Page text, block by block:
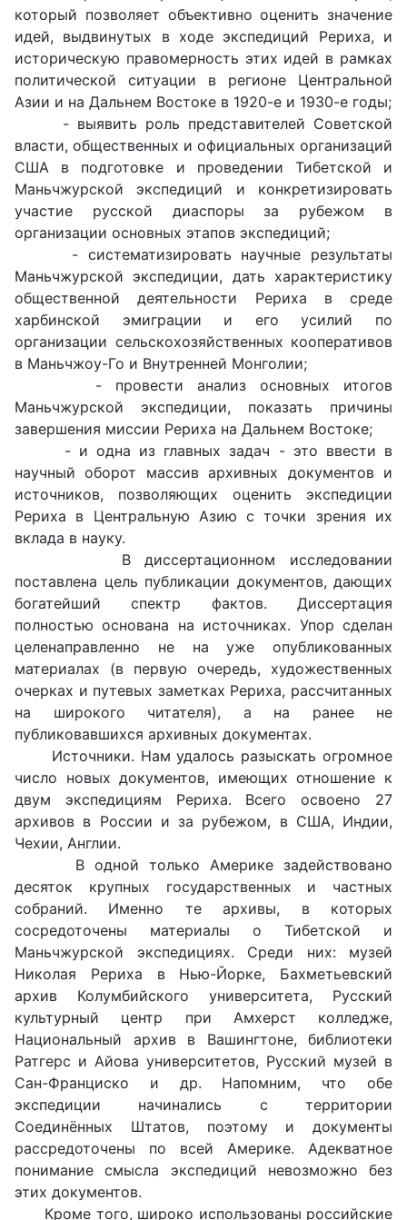
который позволяет объективно оценить значение
идей, выдвинутых в ходе экспедиций Рериха, и
историческую правомерность этих идей в рамках
политической ситуации в регионе Центральной
Азии и на Дальнем Востоке в 1920-е и 1930-е годы;
- выявить роль представителей Советской
власти, общественных и официальных организаций
США в подготовке и проведении Тибетской и
Маньчжурской экспедиций и конкретизировать
участие русской диаспоры за рубежом в
организации основных этапов экспедиций;
- систематизировать научные результаты
Маньчжурской экспедиции, дать характеристику
общественной деятельности Рериха в среде
харбинской эмиграции и его усилий по
организации сельскохозяйственных кооперативов
в Маньчжоу-Го и Внутренней Монголии;
- провести анализ основных итогов
Маньчжурской экспедиции, показать причины
завершения миссии Рериха на Дальнем Востоке;
- и одна из главных задач - это ввести в
научный оборот массив архивных документов и
источников, позволяющих оценить экспедиции
Рериха в Центральную Азию с точки зрения их
вклада в науку.
В диссертационном исследовании
поставлена цель публикации документов, дающих
богатейший спектр фактов. Диссертация
полностью основана на источниках. Упор сделан
целенаправленно не на уже опубликованных
материалах (в первую очередь, художественных
очерках и путевых заметках Рериха, рассчитанных
на широкого читателя), а на ранее не
публиковавшихся архивных документах.
Источники. Нам удалось разыскать огромное
число новых документов, имеющих отношение к
двум экспедициям Рериха. Всего освоено 27
архивов в России и за рубежом, в США, Индии,
Чехии, Англии.
В одной только Америке задействовано
десяток крупных государственных и частных
собраний. Именно те архивы, в которых
сосредоточены материалы о Тибетской и
Маньчжурской экспедициях. Среди них: музей
Николая Рериха в Нью-Йорке, Бахметьевский
архив Колумбийского университета, Русский
культурный центр при Амхерст колледже,
Национальный архив в Вашингтоне, библиотеки
Ратгерс и Айова университетов, Русский музей в
Сан-Франциско и др. Напомним, что обе
экспедиции начинались с территории
Соединённых Штатов, поэтому и документы
рассредоточены по всей Америке. Адекватное
понимание смысла экспедиций невозможно без
этих документов.
Кроме того, широко использованы российские